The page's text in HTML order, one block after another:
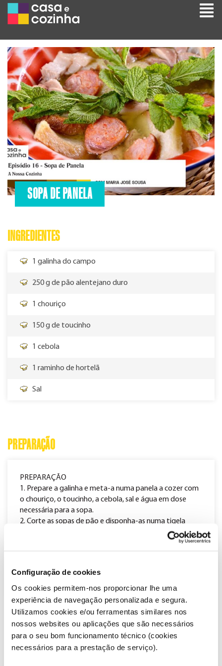
Configuração de cookies
Os cookies permitem-nos proporcionar lhe uma
experiência de navegação personalizada e segura.
Utilizamos cookies e/ou ferramentas similares nos
nossos websites ou aplicações que são necessários
para o seu bom funcionamento técnico (cookies
necessários para a prestação de serviço).
SOPA DE PANELA
INGREDIENTES
1 galinha do campo
250 g de pão alentejano duro
1 chouriço
150 g de toucinho
1 cebola
1 raminho de hortelã
Sal
PREPARAÇÃO
PREPARAÇÃO
1. Prepare a galinha e meta-a numa panela a cozer com
o chouriço, o toucinho, a cebola, sal e água em dose
necessária para a sopa.
2. Corte as sopas de pão e disponha-as numa tigela
3. Quando as carnes estiverem cozidas, coloque-as num
a hortelã e acompanhe com as carnes cozidas.
Partilhar Imprimir